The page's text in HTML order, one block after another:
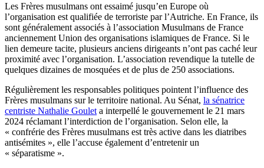
Les Frères musulmans ont essaimé jusqu’en Europe où
l’organisation est qualifiée de terroriste par l’Autriche. En France, ils
sont généralement associés à l’association Musulmans de France
anciennement Union des organisations islamiques de France. Si le
lien demeure tacite, plusieurs anciens dirigeants n’ont pas caché leur
proximité avec l’organisation. L’association revendique la tutelle de
quelques dizaines de mosquées et de plus de 250 associations.
Régulièrement les responsables politiques pointent l’influence des
Frères musulmans sur le territoire national. Au Sénat, la sénatrice
centriste Nathalie Goulet a interpellé le gouvernement le 21 mars
2024 réclamant l’interdiction de l’organisation. Selon elle, la
« confrérie des Frères musulmans est très active dans les diatribes
antisémites », elle l’accuse également d’entretenir un
« séparatisme ».